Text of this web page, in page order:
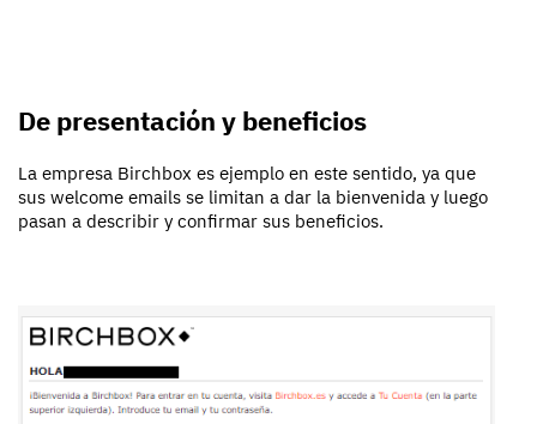
De presentación y beneficios
La empresa Birchbox es ejemplo en este sentido, ya que
sus welcome emails se limitan a dar la bienvenida y luego
pasan a describir y confirmar sus beneficios.